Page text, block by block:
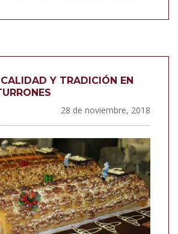
Y TRADICIÓN EN
28 de noviembre, 2018